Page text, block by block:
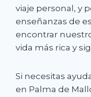
viaje personal, y
enseñanzas de
encontrar
vida más rica y
Si necesitas
en Palma de